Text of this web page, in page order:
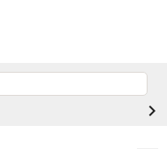
navigate_next